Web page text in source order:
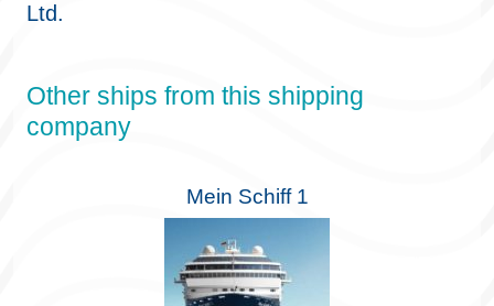
Ltd.
Other ships from this shipping
company
Mein Schiff 1